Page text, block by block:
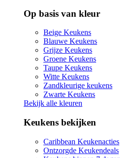
Op basis van kleur
Beige Keukens
Blauwe Keukens
Grijze Keukens
Groene Keukens
Taupe Keukens
Witte Keukens
Zandkleurige keukens
Zwarte Keukens
Bekijk alle kleuren
Keukens bekijken
Caribbean Keukenacties
Ontzorgde Keukendeals